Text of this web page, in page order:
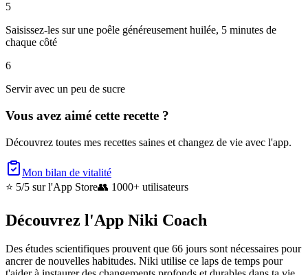
5
Saisissez-les sur une poêle généreusement huilée, 5 minutes de
chaque côté
6
Servir avec un peu de sucre
Vous avez aimé cette recette ?
Découvrez toutes mes recettes saines et changez de vie avec l'app.
Mon bilan de vitalité
⭐ 5/5 sur l'App Store👥 1000+ utilisateurs
Découvrez l'App Niki Coach
Des études scientifiques prouvent que 66 jours sont nécessaires pour
ancrer de nouvelles habitudes. Niki utilise ce laps de temps pour